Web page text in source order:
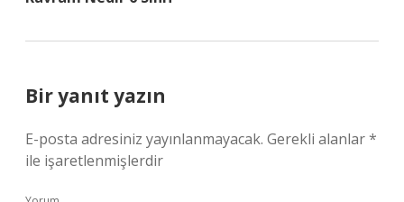
Bir yanıt yazın
E-posta adresiniz yayınlanmayacak. Gerekli alanlar*
ile işaretlenmişlerdir